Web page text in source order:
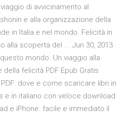
di avvicinamento al
e alla organizzazione della
in Italia e nel mondo. Felicità in
alla scoperta del ... Jun 30, 2013 ·
mondo. Un viaggio alla
felicità PDF Epub Gratis
dove e come scaricare libri in
e in italiano con veloce download
e iPhone. facile e immediato il